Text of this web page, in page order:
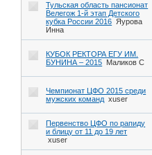
Тульская область пансионат
Велегож 1-й этап Детского
кубка России 2016 Яурова
Инна
КУБОК РЕКТОРА ЕГУ ИМ.
БУНИНА – 2015 Маликов С
Чемпионат ЦФО 2015 среди
мужских команд xuser
Первенство ЦФО по рапиду
и блицу от 11 до 19 лет
xuser